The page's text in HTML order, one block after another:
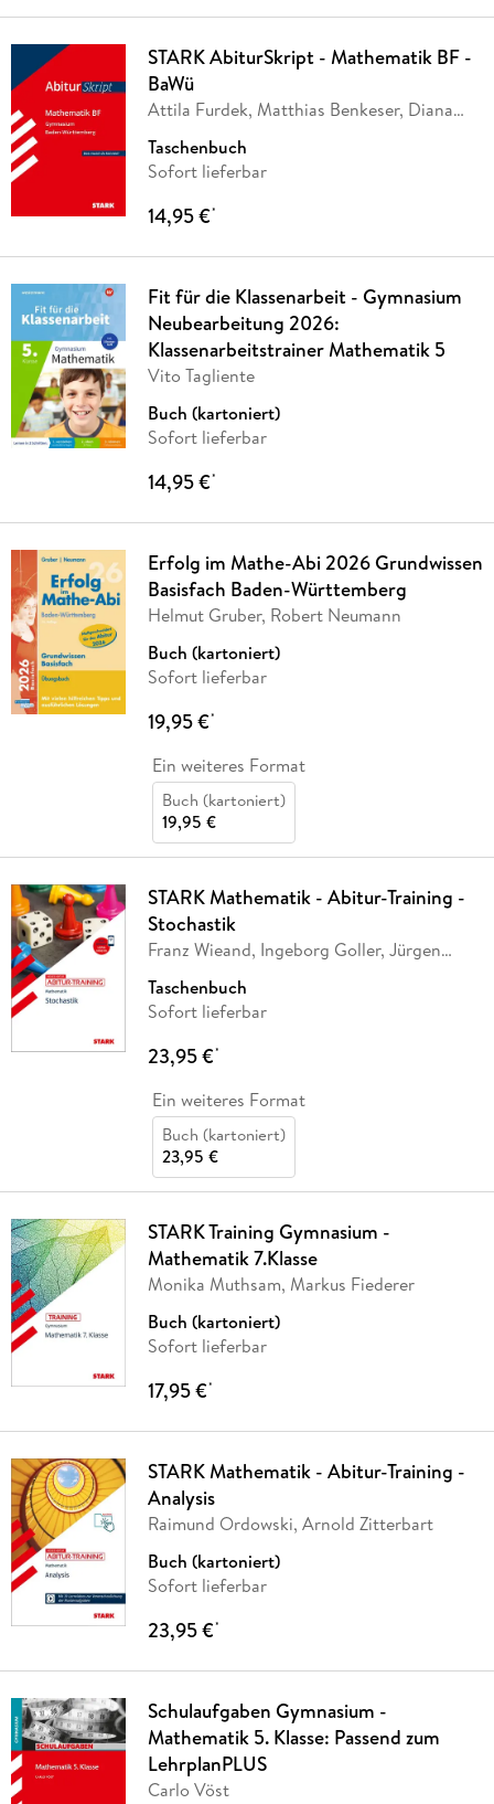
STARK AbiturSkript - Mathematik BF -
BaWü
Attila Furdek, Matthias Benkeser, Diana
Taschenbuch
Sofort lieferbar
14,95 €*
Fit für die Klassenarbeit - Gymnasium
Neubearbeitung 2026:
Klassenarbeitstrainer Mathematik 5
Vito Tagliente
Buch (kartoniert)
Sofort lieferbar
14,95 €*
Erfolg im Mathe-Abi 2026 Grundwissen
Basisfach Baden-Württemberg
Helmut Gruber, Robert Neumann
Buch (kartoniert)
Sofort lieferbar
19,95 €*
Ein weiteres Format
Buch (kartoniert)
19,95 €
STARK Mathematik - Abitur-Training -
Stochastik
Franz Wieand, Ingeborg Goller, Jürgen
Taschenbuch
Sofort lieferbar
23,95 €*
Ein weiteres Format
Buch (kartoniert)
23,95 €
STARK Training Gymnasium -
Mathematik 7.Klasse
Monika Muthsam, Markus Fiederer
Buch (kartoniert)
Sofort lieferbar
17,95 €*
STARK Mathematik - Abitur-Training -
Analysis
Raimund Ordowski, Arnold Zitterbart
Buch (kartoniert)
Sofort lieferbar
23,95 €*
Schulaufgaben Gymnasium -
Mathematik 5. Klasse: Passend zum
LehrplanPLUS
Carlo Vöst